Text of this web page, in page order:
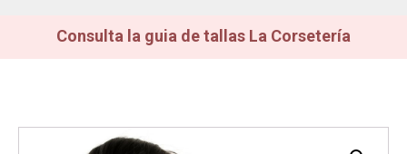
Consulta la guia de tallas La Corsetería